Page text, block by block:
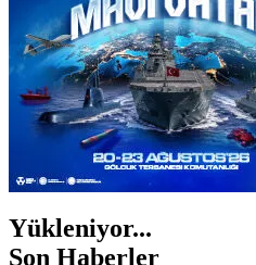
Yükleniyor...
Son Haberler